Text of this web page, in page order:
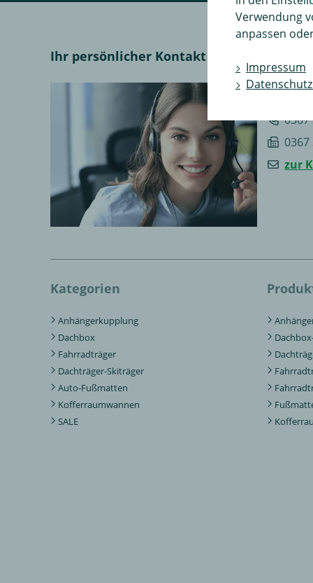
Ihr persönlicher Kontakt
Montag
0367
0367
zur
Kategorien
Anhängerkupplung
Dachbox
Fahrradträger
Dachträger-Skiträger
Auto-Fußmatten
Kofferraumwannen
SALE
Verwendung
anpassen
Impressum